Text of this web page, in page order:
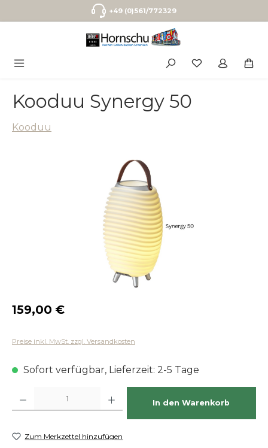
Zum Hauptinhalt springen+49 (0)561/772329
Kooduu Synergy 50
Kooduu
Bildergalerie überspringen
Regulärer Preis:
159,00 €
Preise inkl. MwSt. zzgl. Versandkosten
Sofort verfügbar, Lieferzeit: 2-5 Tage
In den Warenkorb
Zum Merkzettel hinzufügen